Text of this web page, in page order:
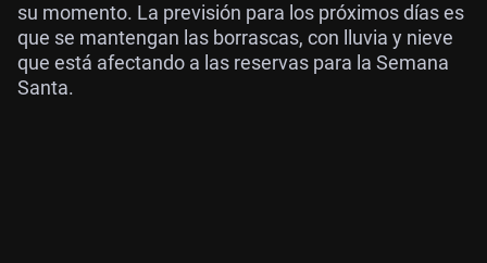
su momento. La previsión para los próximos días es
que se mantengan las borrascas, con lluvia y nieve
que está afectando a las reservas para la Semana
Santa.